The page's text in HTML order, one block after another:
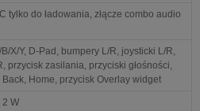
tylko do ładowania, złącze combo audio
B/X/Y, D-Pad, bumpery L/R, joysticki L/R,
przycisk zasilania, przyciski głośności,
Back, Home, przycisk Overlay widget
2 W